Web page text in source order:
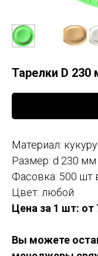
Тарелки D 230
Материал:
Размер: d 230 мм
Фасовка: 500 шт
Цвет: любой
Цена за 1 шт: от
Вы можете